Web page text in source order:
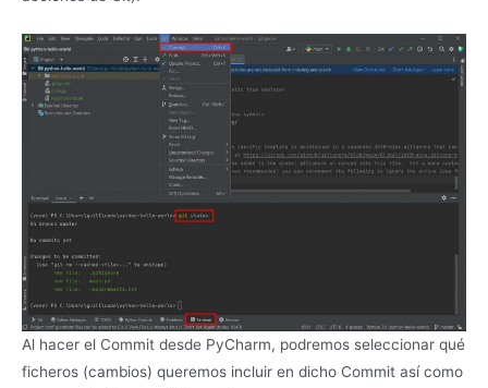
Al hacer el Commit desde PyCharm, podremos seleccionar qué
ficheros (cambios) queremos incluir en dicho Commit así como